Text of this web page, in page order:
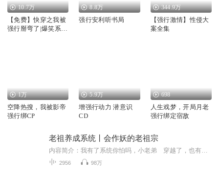
10.7万
【免费】快穿之我被
强行掰弯了|爆笑系
8.8万
强行安利听书局
344.9万
【强行激情】性侵大
案全集
1万
空降热搜，我被影帝
强行绑CP
5.9万
增强行动力 潜意识
CD
698
人生戏梦，开局月老
强行绑定宿敌
老祖养成系统丨会作妖的老祖宗
2956 98万